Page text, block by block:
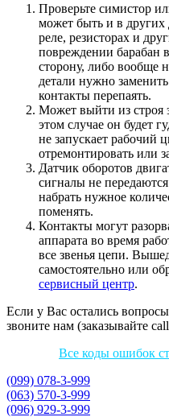
Проверьте симистор
может быть и в других
реле, резисторах и
повреждении барабан
сторону, либо вообще
детали нужно
контакты перепаять.
Может выйти из строя
этом случае он будет
не запускает
отремонтировать или
Датчик оборотов
сигналы не
набрать нужное
поменять.
Контакты могут
аппарата во время
все звенья цепи.
самостоятельно или
сервисный центр.
Если у Вас остались
звоните нам (заказывайте
Все коды ошибок
(099) 078-3-999
(063) 570-3-999
(096) 929-3-999